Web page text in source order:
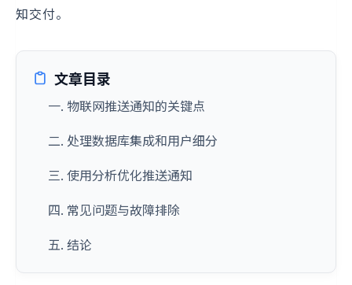
知交付。
文章目录
一. 物联网推送通知的关键点
二. 处理数据库集成和用户细分
三. 使用分析优化推送通知
四. 常见问题与故障排除
五. 结论